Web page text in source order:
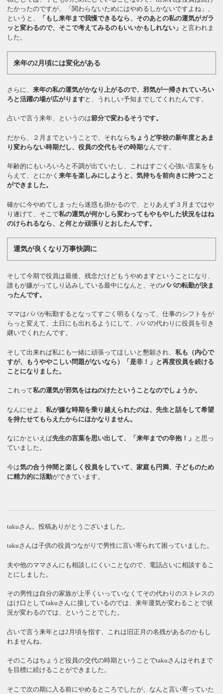
たかったのですが、「関わらないためにはやめるしかないですよね」、
というと、
「もし来年まで我慢できるなら、そのあとの私の運気がガラ
ッと変わるので、そこで考えてみるのもいいかもしれない」 と言われま
した。
来年の2月頃には変化がある
さらに、来年の私の運気がかなり上がるので、邪気が一掃されていろい
ろと活躍の場が広がりますと、うれしい予知までしてくれたんです。
占いで言う来年、というのは節分で変わるそうです。
だから、２月までということで、それなら ちょうど学校の新年度とあま
り変わらない時期だし、役員の交代もその時期なんです。
年齢的にもいろいろと不調が出ていたし、これはすごく心強い言葉をも
らえて、とにかく来年を楽しみにしようと、気持ちを前向きに持つこと
ができました。
確かに今やめてしまったら迷惑も掛かるので、とりあえず３月まではや
り遂げて、そこで私の運気が何かしら変わってもやもやした状況をはね
のけられるなら、と何とか頑張りとおしたんです。
運気が良くなり万事快調に
そして今期で役員は最後、残念だけどもうやめますということになり、
誰もが嫌がってしり込みしている最中になんと、そのパパの転勤が決ま
ったんです。
ママはパパが転勤するとなってすごく明るくなって、仕事のシフトをが
らっと変えて、土日にも出れるようにして、パパの代わりに役員を引き
継いでくれたんです。
そして出来れば私にも一緒に頑張ってほしいと懇願され、私も（内心で
すが、もうややこしい問題がないなら）「是非！」と再度役員を続ける
ことになりました。
これって私の運気が邪気をはねのけたということなのでしょうか。
なんにせよ、私が嫌な時期を乗り越えられたのは、先生と話をして希望
を持たせてもらえたからにほかなりません。
なにかといえば先生の言葉を思い出して、「来年までの辛抱！」 と思っ
ていました。
今は気の合う仲間と楽しく役員をしていて、家庭も円満、子どものため
に精力的に活動ができています。
takuさん。投稿ありがとうございました。
takuさんは子供の役員つながりで男性に言い寄られて困っていました。
夫や他のママさんにも相談しにくいことなので、電話占いに相談するこ
とにしました。
その男性は自分の家族が上手くいっていなくてその代わりのストレスの
はけ口としてtakuさんに接しているのでは、来年運気が変わることで状
況が変わるのでは、ということでした。
占いで言う来年とは2月頃を指す、これは旧正月の名残があるのかもし
れませんね。
そのころはちょうど役員の交代の時期ということでtakuさんはそれまで
を目標に続けることができました。
そこで次の期に入る前にやめるところでしたが、なんと言い寄っていた